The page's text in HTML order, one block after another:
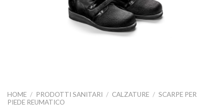
HOME / PRODOTTI SANITARI / CALZATURE / SCARPE PER
PIEDE REUMATICO